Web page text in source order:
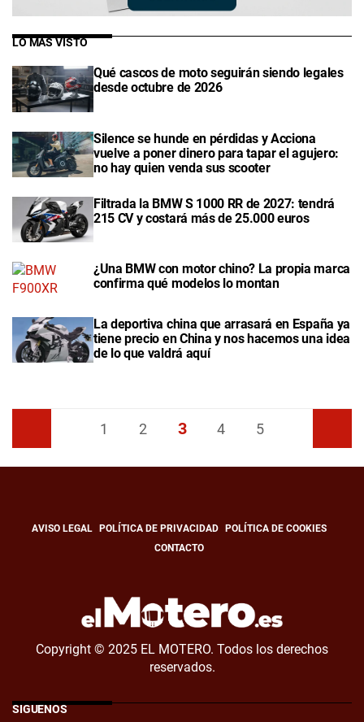
LO MÁS VISTO
Qué cascos de moto seguirán siendo legales
desde octubre de 2026
Silence se hunde en pérdidas y Acciona
vuelve a poner dinero para tapar el agujero:
no hay quien venda sus scooter
Filtrada la BMW S 1000 RR de 2027: tendrá
215 CV y costará más de 25.000 euros
¿Una BMW con motor chino? La propia marca
confirma qué modelos lo montan
La deportiva china que arrasará en España ya
tiene precio en China y nos hacemos una idea
de lo que valdrá aquí
1 2 3 4 5
AVISO LEGAL POLÍTICA DE PRIVACIDAD
POLÍTICA DE COOKIES
CONTACTO
Copyright © 2025 EL MOTERO. Todos los derechos
reservados.
SÍGUENOS